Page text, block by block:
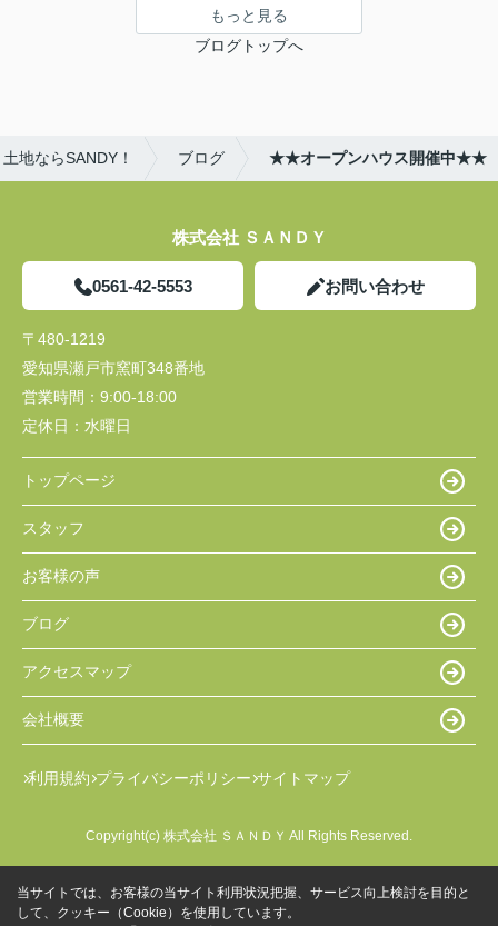
もっと見る
ブログトップへ
地ならSANDY！ ブログ ★★オープンハウス開催中★★
株式会社 ＳＡＮＤＹ
0561-42-5553 お問い合わせ
〒480-1219
愛知県瀬戸市窯町348番地
営業時間： 9:00-18:00
定休日： 水曜日
トップページ
スタッフ
お客様の声
ブログ
アクセスマップ
会社概要
利用規約 プライバシーポリシー サイトマップ
Copyright(c) 株式会社 ＳＡＮＤＹ All Rights Reserved.
当サイトでは、お客様の当サイト利用状況把握、サービス向上検討を目的と
して、クッキー（Cookie）を使用しています。